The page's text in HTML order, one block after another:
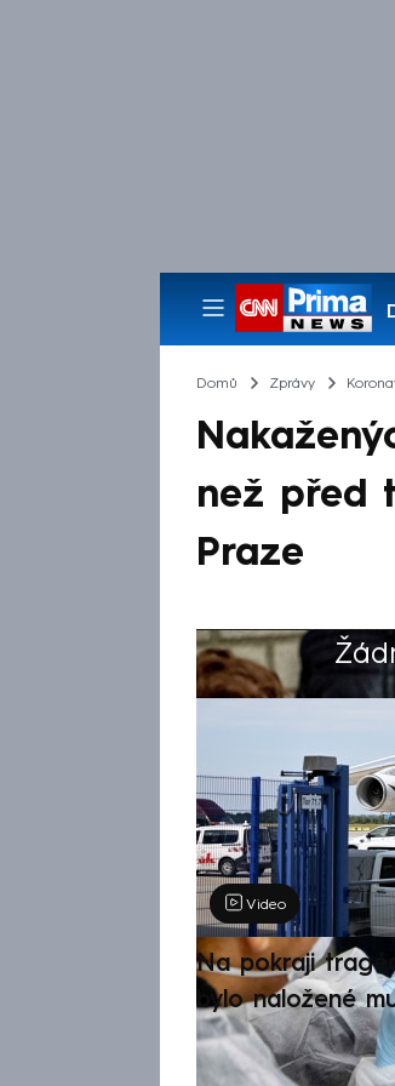
Domů Zprávy
než před
Praze
Výběr
Video
Na pokraji
bylo naložené